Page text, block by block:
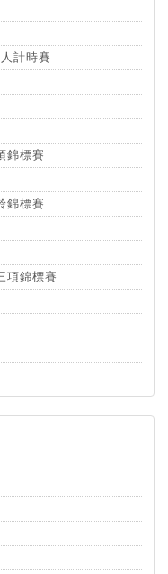
計時賽
錦標賽
錦標賽
項錦標賽